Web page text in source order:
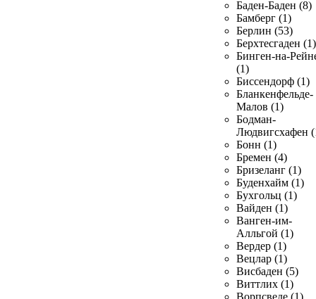
Баден-Баден (8)
Бамберг (1)
Берлин (53)
Берхтесгаден (1)
Бинген-на-
(1)
Биссендорф (1)
Бланкенфельде-
Малов (1)
Бодман-
Людвигсхафен
Бонн (1)
Бремен (4)
Бризеланг (1)
Буденхайм (1)
Бухгольц (1)
Вайден (1)
Ванген-им-
Алльгой (1)
Вердер (1)
Вецлар (1)
Висбаден (5)
Виттлих (1)
Ворпсведе (1)